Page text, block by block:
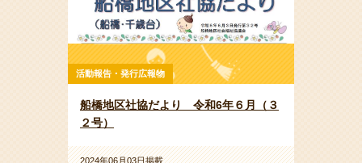
活動報告・発行広報物
船橋地区社協だより 令和6年６月（３
２号）
2024年06月03日掲載